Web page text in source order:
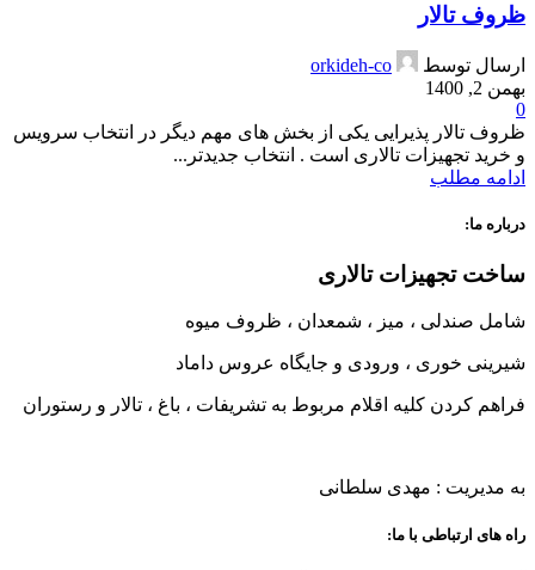
ظروف تالار
ارسال توسط
orkideh-co
بهمن 2, 1400
0
ظروف تالار پذیرایی یکی از بخش های مهم دیگر در انتخاب سرویس
و خرید تجهیزات تالاری است . انتخاب جدیدتر...
ادامه مطلب
درباره ما:
ساخت تجهیزات تالاری
شامل صندلی ، میز ، شمعدان ، ظروف میوه
شیرینی خوری ، ورودی و جایگاه عروس داماد
فراهم کردن کلیه اقلام مربوط به تشریفات ، باغ ، تالار و رستوران
به مدیریت : مهدی سلطانی
راه های ارتباطی با ما: